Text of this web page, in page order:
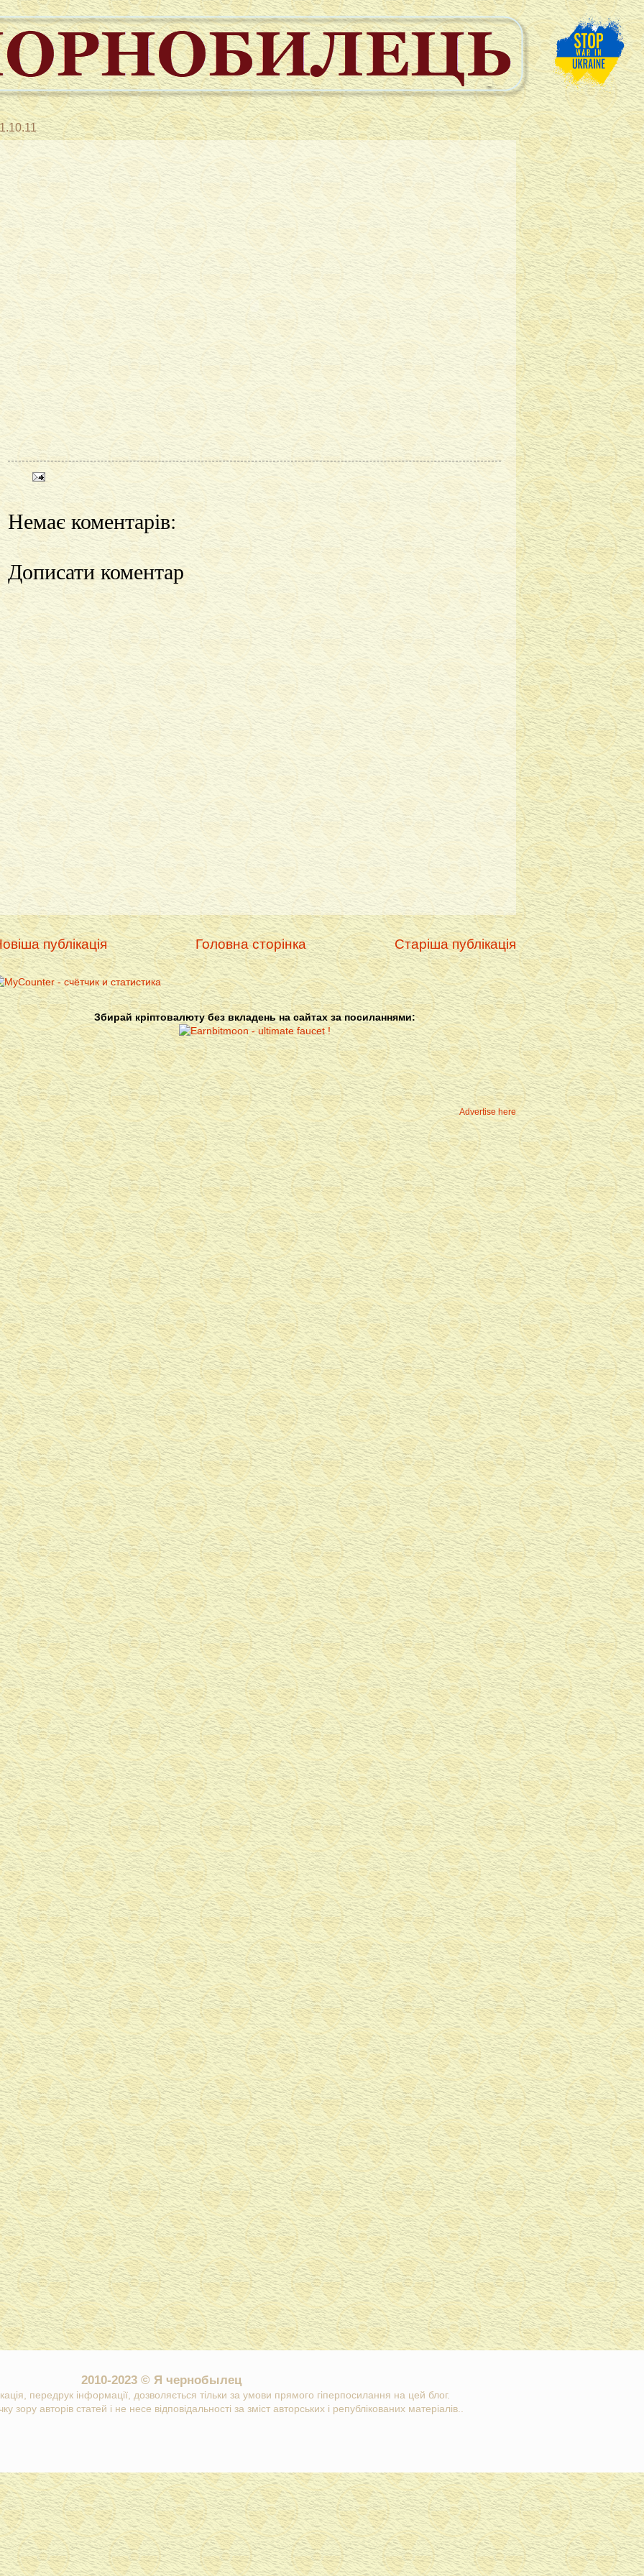
Немає коментарів:
Дописати коментар
публікація Старіша публікація
Головна сторінка
Збирай кріптовалюту без вкладень на сайтах за посиланнями:
Advertise here
2010-2023 © Я чернобылец
передрук інформації, дозволяється тільки за умови прямого гіперпосилання на цей блог.
зору авторів статей і не несе відповідальності за зміст авторських і републікованих матеріалів..